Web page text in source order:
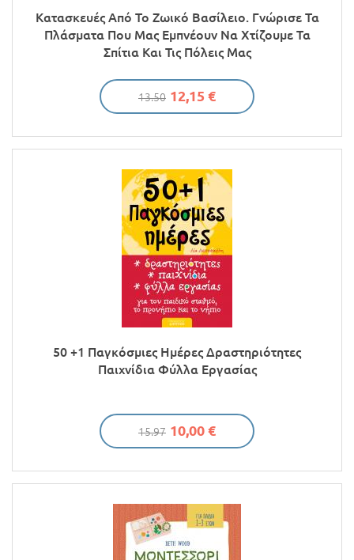
Κατασκευές Από Το Ζωικό Βασίλειο. Γνώρισε Τα
Πλάσματα Που Μας Εμπνέουν Να Χτίζουμε Τα
Σπίτια Και Τις Πόλεις Μας
13.50 12,15 €
50 +1 Παγκόσμιες Ημέρες Δραστηριότητες
Παιχνίδια Φύλλα Εργασίας
15.97 10,00 €